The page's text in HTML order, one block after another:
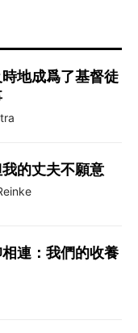
地成爲了基督徒
的丈夫不願意
連：我們的收養